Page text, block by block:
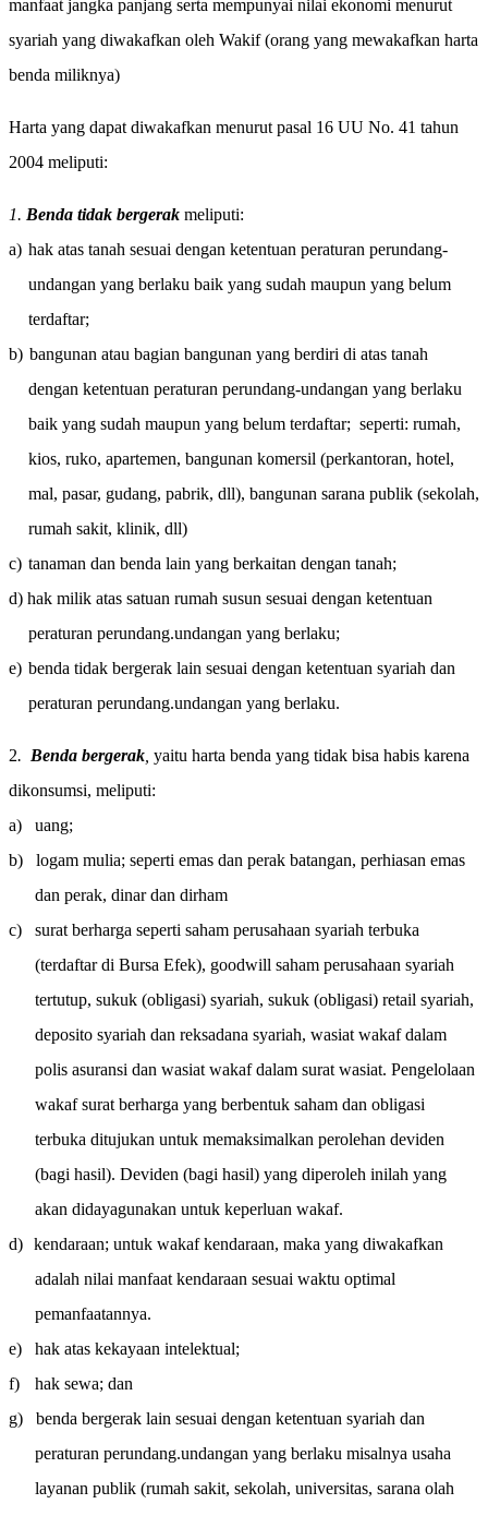
manfaat jangka panjang serta mempunyai nilai ekonomi menurut
syariah yang diwakafkan oleh Wakif (orang yang mewakafkan harta
benda miliknya)
Harta yang dapat diwakafkan menurut pasal 16 UU No. 41 tahun
2004 meliputi:
1. Benda tidak bergerak meliputi:
a) hak atas tanah sesuai dengan ketentuan peraturan perundang-
undangan yang berlaku baik yang sudah maupun yang belum
terdaftar;
b) bangunan atau bagian bangunan yang berdiri di atas tanah
dengan ketentuan peraturan perundang-undangan yang berlaku
baik yang sudah maupun yang belum terdaftar; seperti: rumah,
kios, ruko, apartemen, bangunan komersil (perkantoran, hotel,
mal, pasar, gudang, pabrik, dll), bangunan sarana publik (sekolah,
rumah sakit, klinik, dll)
c) tanaman dan benda lain yang berkaitan dengan tanah;
d) hak milik atas satuan rumah susun sesuai dengan ketentuan
peraturan perundang.undangan yang berlaku;
e) benda tidak bergerak lain sesuai dengan ketentuan syariah dan
peraturan perundang.undangan yang berlaku.
2. Benda bergerak yaitu harta benda yang tidak bisa habis karena
dikonsumsi, meliputi:
a)
uang;
b)
logam mulia; seperti emas dan perak batangan, perhiasan emas
dan perak, dinar dan dirham
c)
surat berharga seperti saham perusahaan syariah terbuka
(terdaftar di Bursa Efek), goodwill saham perusahaan syariah
tertutup, sukuk (obligasi) syariah, sukuk (obligasi) retail syariah,
deposito syariah dan reksadana syariah, wasiat wakaf dalam
polis asuransi dan wasiat wakaf dalam surat wasiat. Pengelolaan
wakaf surat berharga yang berbentuk saham dan obligasi
terbuka ditujukan untuk memaksimalkan perolehan deviden
(bagi hasil). Deviden (bagi hasil) yang diperoleh inilah yang
akan didayagunakan untuk keperluan wakaf.
d) kendaraan; untuk wakaf kendaraan, maka yang diwakafkan
adalah nilai manfaat kendaraan sesuai waktu optimal
pemanfaatannya.
e)
hak atas kekayaan intelektual;
f)
hak sewa; dan
g)
benda bergerak lain sesuai dengan ketentuan syariah dan
peraturan perundang.undangan yang berlaku misalnya usaha
layanan publik (rumah sakit, sekolah, universitas, sarana olah